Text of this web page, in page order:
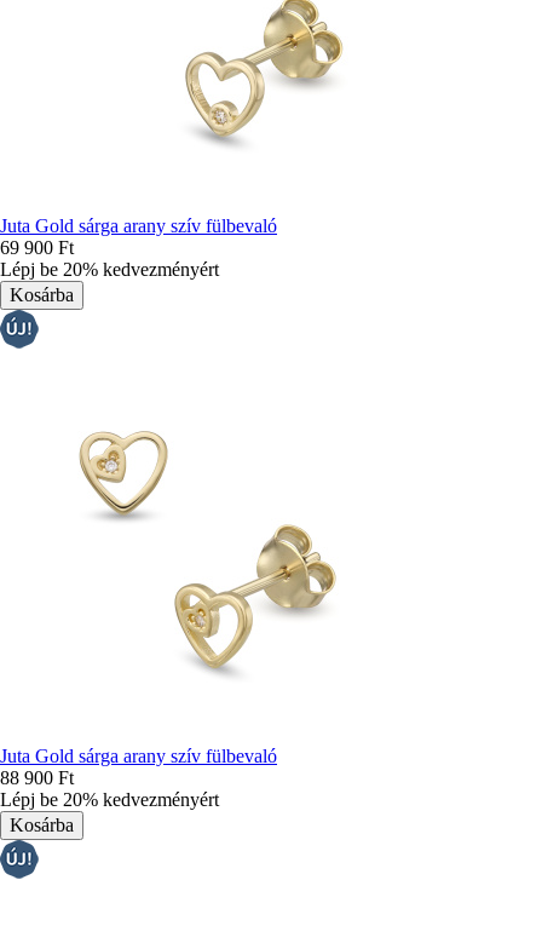
Juta Gold sárga arany szív fülbevaló
69 900 Ft
Lépj be 20% kedvezményért
Juta Gold sárga arany szív fülbevaló
88 900 Ft
Lépj be 20% kedvezményért